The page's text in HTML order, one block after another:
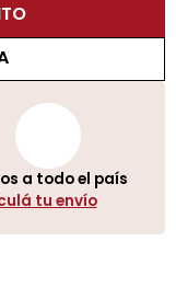
a todo el país
tu envío